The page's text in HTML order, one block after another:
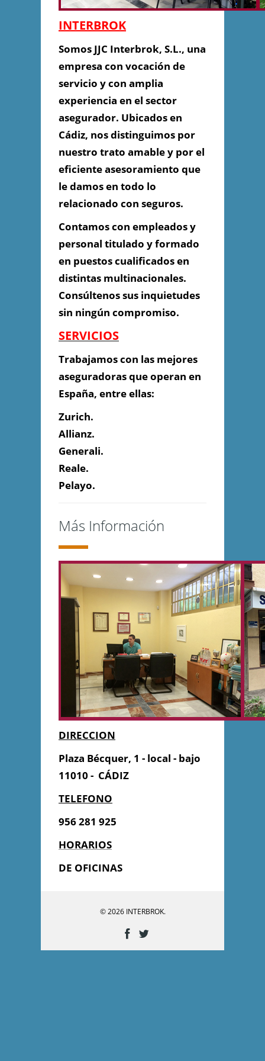
INTERBROK
Somos JJC Interbrok, S.L., una
empresa con vocación de
servicio y con amplia
experiencia en el sector
asegurador. Ubicados en
Cádiz, nos distinguimos por
nuestro trato amable y por el
eficiente asesoramiento que
le damos en todo lo
relacionado con seguros.
Contamos con empleados y
personal titulado y formado
en puestos cualificados en
distintas multinacionales.
Consúltenos sus inquietudes
sin ningún compromiso.
SERVICIOS
Trabajamos con las mejores
aseguradoras que operan en
España, entre ellas:
Zurich.
Allianz.
Generali.
Reale.
Pelayo.
Más Información
DIRECCION
Plaza Bécquer, 1 - local - bajo
11010 - CÁDIZ
TELEFONO
956 281 925
HORARIOS
DE OFICINAS
Información de
Contacto
Plaza Bécquer, 1 - local - bajo
11010 - CÁDIZ, Cádiz, Cádiz
956 28 19 25
jjcinterbrok@interbrok.onored.com
Contacta con Nosotros
© 2026 INTERBROK.